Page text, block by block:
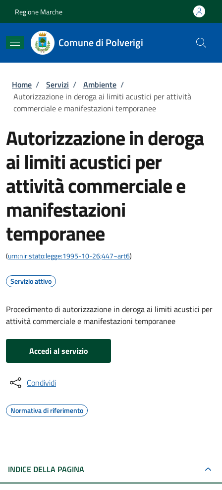
Regione Marche
Comune di Polverigi
Briciole di pane
Home / Servizi / Ambiente /
Autorizzazione in deroga ai limiti acustici per attività
commerciale e manifestazioni temporanee
Autorizzazione in deroga
ai limiti acustici per
attività commerciale e
manifestazioni
temporanee
(urn:nir:stato:legge:1995-10-26;447~art6)
Servizio attivo
Procedimento di autorizzazione in deroga ai limiti acustici per
attività commerciale e manifestazioni temporanee
Accedi al servizio
Condividi
Normativa di riferimento
INDICE DELLA PAGINA